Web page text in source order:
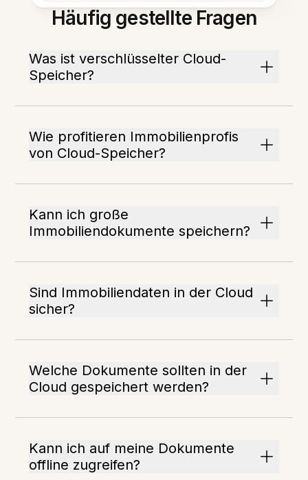
Häufig gestellte Fragen
Was ist verschlüsselter Cloud-
Speicher?
Wie profitieren Immobilienprofis
von Cloud-Speicher?
Kann ich große
Immobiliendokumente speichern?
Sind Immobiliendaten in der Cloud
sicher?
Welche Dokumente sollten in der
Cloud gespeichert werden?
Kann ich auf meine Dokumente
offline zugreifen?